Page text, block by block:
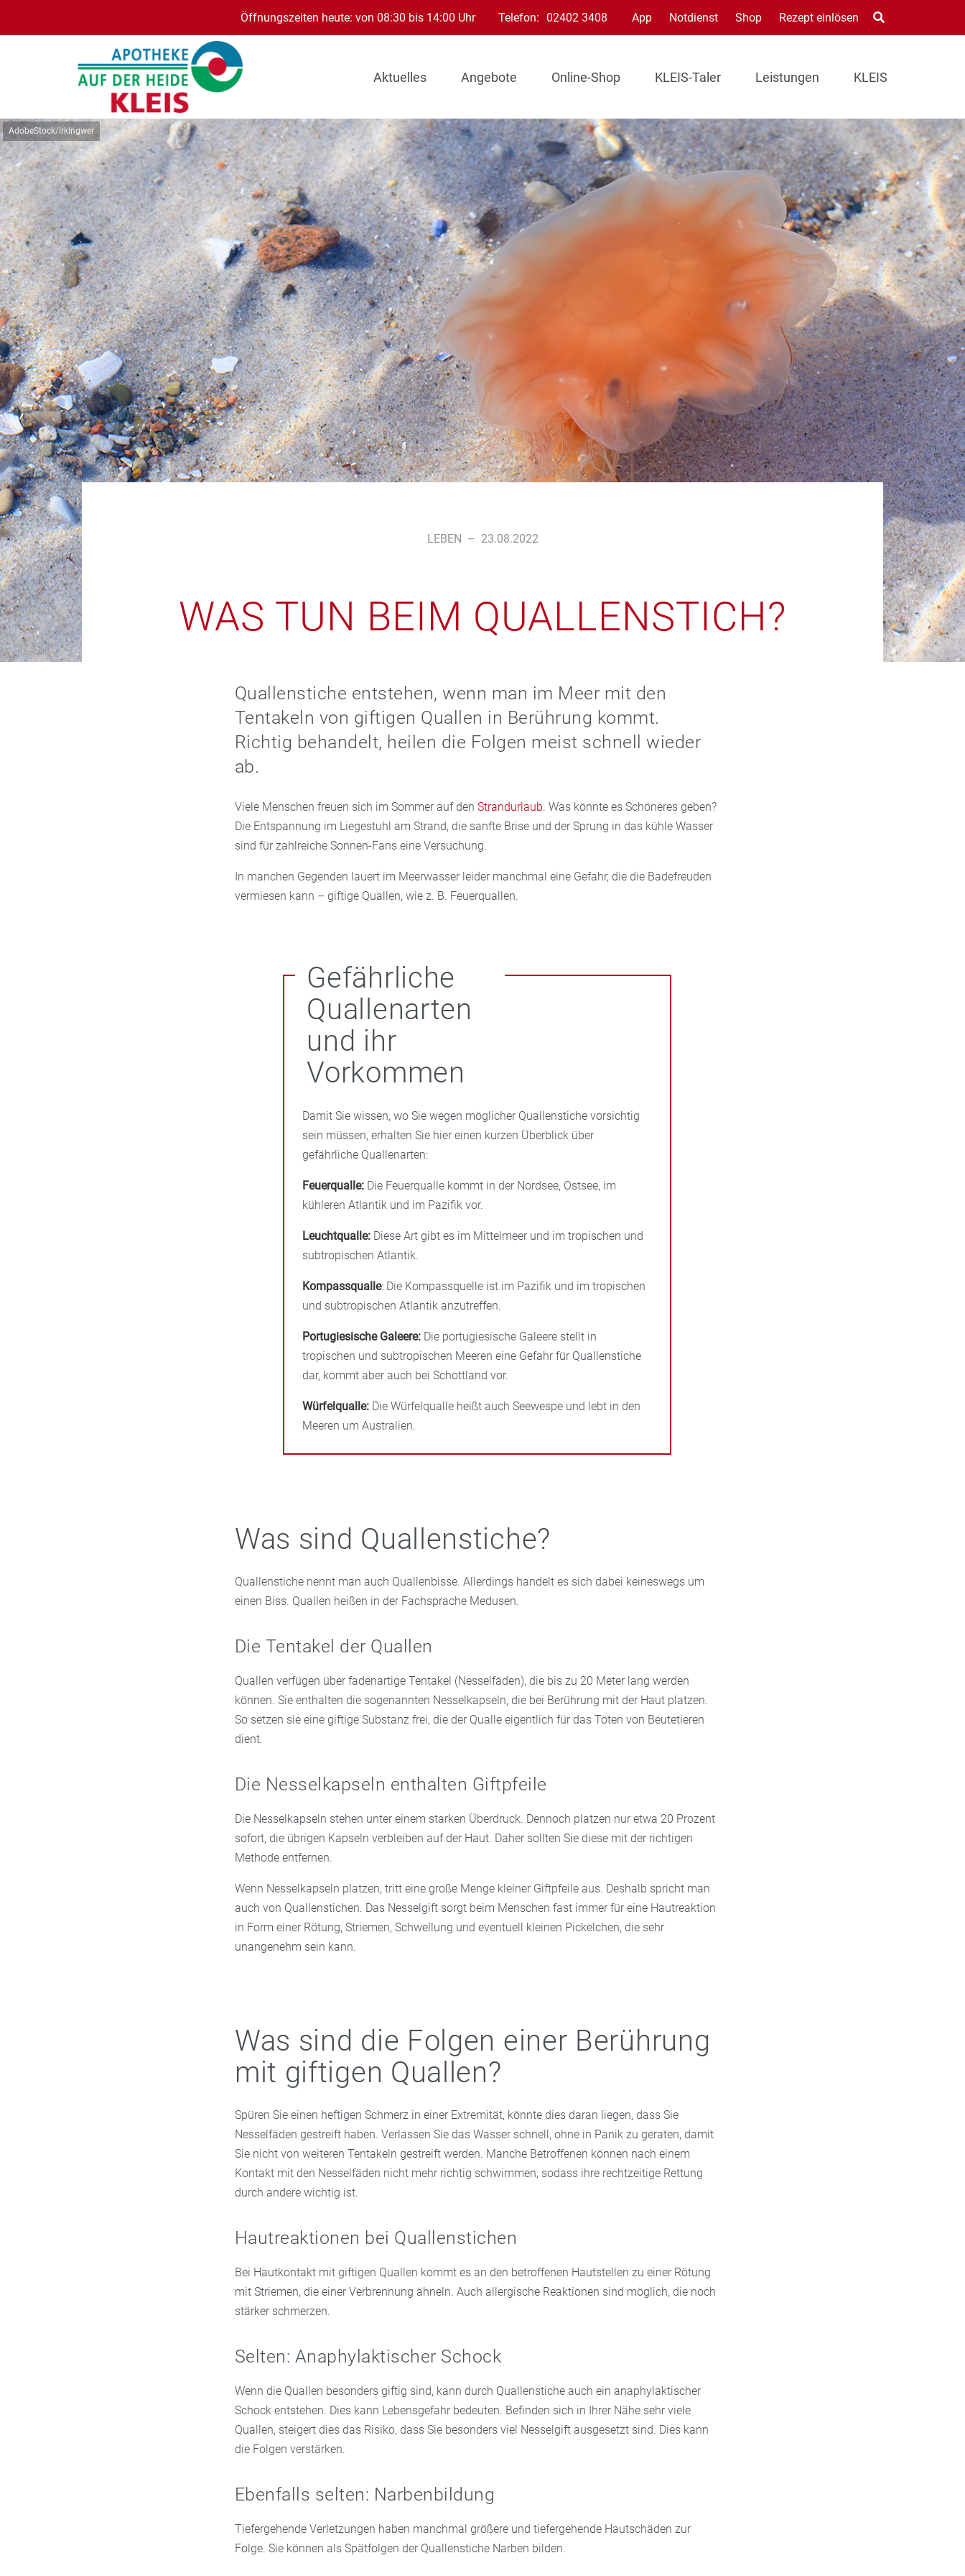
Öffnungszeiten heute: von 08:30 bis 14:00 Uhr Telefon: 02402 3408 App Notdienst Shop Rezept einlösen
Aktuelles Angebote Online-Shop KLEIS-Taler Leistungen KLEIS
AdobeStock/IrkIngwer
Symbolbild
LEBEN – 23.08.2022
WAS TUN BEIM QUALLENSTICH?
Quallenstiche entstehen, wenn man im Meer mit den
Tentakeln von giftigen Quallen in Berührung kommt.
Richtig behandelt, heilen die Folgen meist schnell wieder
ab.
Viele Menschen freuen sich im Sommer auf den Strandurlaub. Was könnte es Schöneres geben?
Die Entspannung im Liegestuhl am Strand, die sanfte Brise und der Sprung in das kühle Wasser
sind für zahlreiche Sonnen-Fans eine Versuchung.
In manchen Gegenden lauert im Meerwasser leider manchmal eine Gefahr, die die Badefreuden
vermiesen kann – giftige Quallen, wie z. B. Feuerquallen.
Gefährliche
Quallenarten
und ihr
Vorkommen
Damit Sie wissen, wo Sie wegen möglicher Quallenstiche vorsichtig
sein müssen, erhalten Sie hier einen kurzen Überblick über
gefährliche Quallenarten:
Feuerqualle: Die Feuerqualle kommt in der Nordsee, Ostsee, im
kühleren Atlantik und im Pazifik vor.
Leuchtqualle: Diese Art gibt es im Mittelmeer und im tropischen und
subtropischen Atlantik.
Kompassqualle: Die Kompassquelle ist im Pazifik und im tropischen
und subtropischen Atlantik anzutreffen.
Portugiesische Galeere: Die portugiesische Galeere stellt in
tropischen und subtropischen Meeren eine Gefahr für Quallenstiche
dar, kommt aber auch bei Schottland vor.
Würfelqualle: Die Würfelqualle heißt auch Seewespe und lebt in den
Meeren um Australien.
Was sind Quallenstiche?
Quallenstiche nennt man auch Quallenbisse. Allerdings handelt es sich dabei keineswegs um
einen Biss. Quallen heißen in der Fachsprache Medusen.
Die Tentakel der Quallen
Quallen verfügen über fadenartige Tentakel (Nesselfäden), die bis zu 20 Meter lang werden
können. Sie enthalten die sogenannten Nesselkapseln, die bei Berührung mit der Haut platzen.
So setzen sie eine giftige Substanz frei, die der Qualle eigentlich für das Töten von Beutetieren
dient.
Die Nesselkapseln enthalten Giftpfeile
Die Nesselkapseln stehen unter einem starken Überdruck. Dennoch platzen nur etwa 20 Prozent
sofort, die übrigen Kapseln verbleiben auf der Haut. Daher sollten Sie diese mit der richtigen
Methode entfernen.
Wenn Nesselkapseln platzen, tritt eine große Menge kleiner Giftpfeile aus. Deshalb spricht man
auch von Quallenstichen. Das Nesselgift sorgt beim Menschen fast immer für eine Hautreaktion
in Form einer Rötung, Striemen, Schwellung und eventuell kleinen Pickelchen, die sehr
unangenehm sein kann.
Was sind die Folgen einer Berührung
mit giftigen Quallen?
Spüren Sie einen heftigen Schmerz in einer Extremität, könnte dies daran liegen, dass Sie
Nesselfäden gestreift haben. Verlassen Sie das Wasser schnell, ohne in Panik zu geraten, damit
Sie nicht von weiteren Tentakeln gestreift werden. Manche Betroffenen können nach einem
Kontakt mit den Nesselfäden nicht mehr richtig schwimmen, sodass ihre rechtzeitige Rettung
durch andere wichtig ist.
Hautreaktionen bei Quallenstichen
Bei Hautkontakt mit giftigen Quallen kommt es an den betroffenen Hautstellen zu einer Rötung
mit Striemen, die einer Verbrennung ähneln. Auch allergische Reaktionen sind möglich, die noch
stärker schmerzen.
Selten: Anaphylaktischer Schock
Wenn die Quallen besonders giftig sind, kann durch Quallenstiche auch ein anaphylaktischer
Schock entstehen. Dies kann Lebensgefahr bedeuten. Befinden sich in Ihrer Nähe sehr viele
Quallen, steigert dies das Risiko, dass Sie besonders viel Nesselgift ausgesetzt sind. Dies kann
die Folgen verstärken.
Ebenfalls selten: Narbenbildung
Tiefergehende Verletzungen haben manchmal größere und tiefergehende Hautschäden zur
Folge. Sie können als Spätfolgen der Quallenstiche Narben bilden.